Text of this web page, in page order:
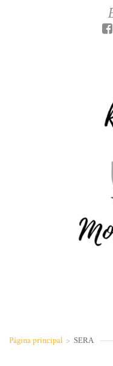
Página principal > SERA